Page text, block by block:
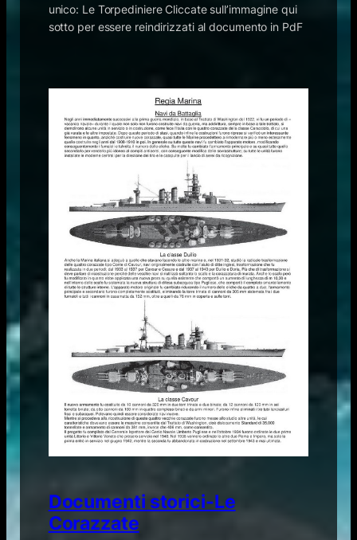
unico: Le Torpediniere Cliccate sull’immagine qui
sotto per essere reindirizzati al documento in PdF
Documenti storici-Le
Corazzate